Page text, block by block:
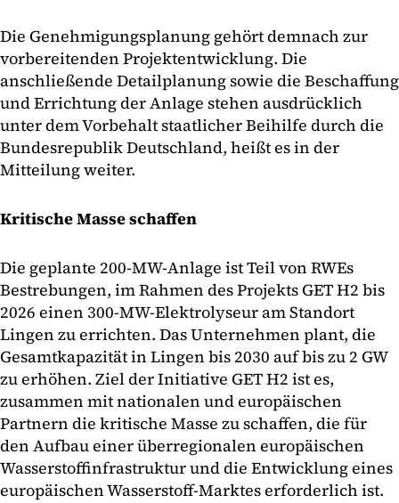
Die Genehmigungsplanung gehört demnach zur
vorbereitenden Projektentwicklung. Die
anschließende Detailplanung sowie die Beschaffung
und Errichtung der Anlage stehen ausdrücklich
unter dem Vorbehalt staatlicher Beihilfe durch die
Bundesrepublik Deutschland, heißt es in der
Mitteilung weiter.
Kritische Masse schaffen
Die geplante 200-MW-Anlage ist Teil von RWEs
Bestrebungen, im Rahmen des Projekts GET H2 bis
2026 einen 300-MW-Elektrolyseur am Standort
Lingen zu errichten. Das Unternehmen plant, die
Gesamtkapazität in Lingen bis 2030 auf bis zu 2 GW
zu erhöhen. Ziel der Initiative GET H2 ist es,
zusammen mit nationalen und europäischen
Partnern die kritische Masse zu schaffen, die für
den Aufbau einer überregionalen europäischen
Wasserstoffinfrastruktur und die Entwicklung eines
europäischen Wasserstoff-Marktes erforderlich ist.